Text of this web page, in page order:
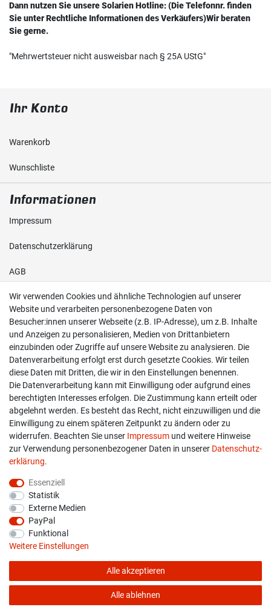
Dann nutzen Sie unsere Solarien Hotline: (Die Telefonnr. finden
Sie unter Rechtliche Informationen des Verkäufers)Wir beraten
Sie gerne.
"Mehrwertsteuer nicht ausweisbar nach § 25A UStG"
Ihr Konto
Warenkorb
Wunschliste
Informationen
Impressum
Daten­schutz­erklärung
AGB
Shop
Kontakt
Versand & Zahlung
Widerrufs­recht
Widerruf erklären
info@overdrive-racing.de
05662 / 8878939
Overdrive-Racing
Frankenstr. 9
34587 Felsberg-Gensungen
* Alle Preise verstehen sich inkl. gesetzl. MwSt. zzgl.Versandkosten
Wir verwenden Cookies und ähnliche Technologien auf unserer
Website und verarbeiten personenbezogene Daten von
Besucher:innen unserer Webseite (z.B. IP-Adresse), um z.B. Inhalte
und Anzeigen zu personalisieren, Medien von Drittanbietern
einzubinden oder Zugriffe auf unsere Website zu analysieren. Die
Datenverarbeitung erfolgt erst durch gesetzte Cookies. Wir teilen
diese Daten mit Dritten, die wir in den Einstellungen benennen.
Die Datenverarbeitung kann mit Einwilligung oder aufgrund eines
berechtigten Interesses erfolgen. Die Zustimmung kann erteilt oder
abgelehnt werden. Es besteht das Recht, nicht einzuwilligen und die
Einwilligung zu einem späteren Zeitpunkt zu ändern oder zu
widerrufen. Beachten Sie unser Impressum und weitere Hinweise
zur Verwendung personenbezogener Daten in unserer Daten­schutz­
erklärung.
Essenziell
Statistik
Externe Medien
PayPal
Funktional
Weitere Einstellungen
Alle akzeptieren
Alle ablehnen